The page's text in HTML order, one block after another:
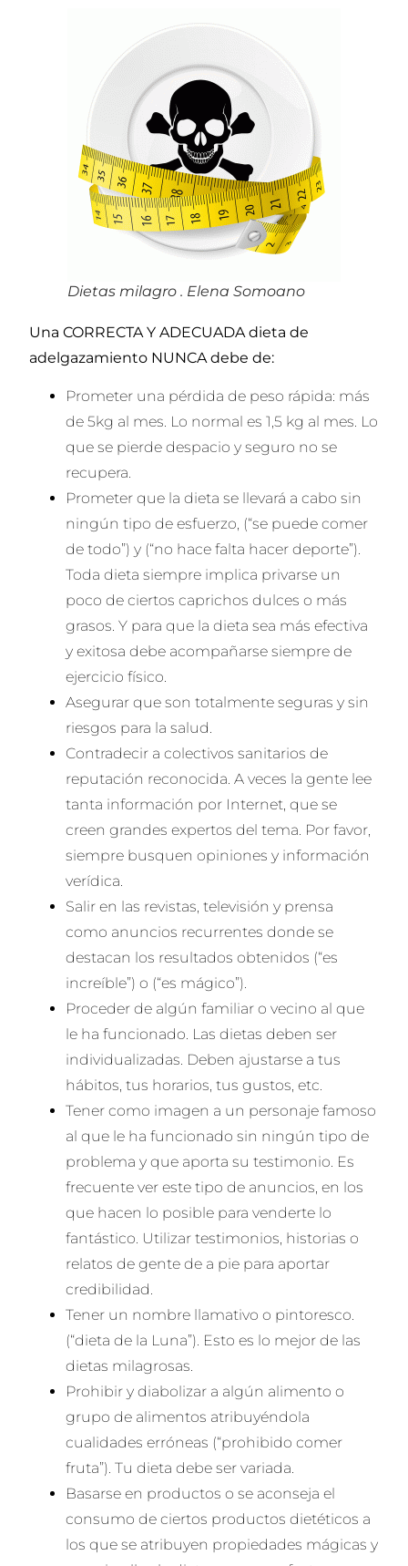
Dietas milagro . Elena Somoano
Una CORRECTA Y ADECUADA dieta de
adelgazamiento NUNCA debe de:
Prometer una pérdida de peso rápida: más
de 5kg al mes. Lo normal es 1,5 kg al mes. Lo
que se pierde despacio y seguro no se
recupera.
Prometer que la dieta se llevará a cabo sin
ningún tipo de esfuerzo, (“se puede comer
de todo”) y (“no hace falta hacer deporte”).
Toda dieta siempre implica privarse un
poco de ciertos caprichos dulces o más
grasos. Y para que la dieta sea más efectiva
y exitosa debe acompañarse siempre de
ejercicio físico.
Asegurar que son totalmente seguras y sin
riesgos para la salud.
Contradecir a colectivos sanitarios de
reputación reconocida. A veces la gente lee
tanta información por Internet, que se
creen grandes expertos del tema. Por favor,
siempre busquen opiniones y información
verídica.
Salir en las revistas, televisión y prensa
como anuncios recurrentes donde se
destacan los resultados obtenidos (“es
increíble”) o (“es mágico”).
Proceder de algún familiar o vecino al que
le ha funcionado. Las dietas deben ser
individualizadas. Deben ajustarse a tus
hábitos, tus horarios, tus gustos, etc.
Tener como imagen a un personaje famoso
al que le ha funcionado sin ningún tipo de
problema y que aporta su testimonio. Es
frecuente ver este tipo de anuncios, en los
que hacen lo posible para venderte lo
fantástico. Utilizar testimonios, historias o
relatos de gente de a pie para aportar
credibilidad.
Tener un nombre llamativo o pintoresco.
(“dieta de la Luna”). Esto es lo mejor de las
dietas milagrosas.
Prohibir y diabolizar a algún alimento o
grupo de alimentos atribuyéndola
cualidades erróneas (“prohibido comer
fruta”). Tu dieta debe ser variada.
Basarse en productos o se aconseja el
consumo de ciertos productos dietéticos a
los que se atribuyen propiedades mágicas y